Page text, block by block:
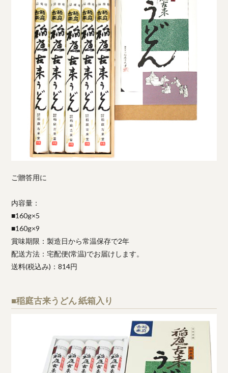
ご贈答用に
内容量：
■160g×5
■160g×9
賞味期限：製造日から常温保存で2年
配送方法：宅配便(常温)でお届けします。
送料(税込み)：814円
■稲庭古来うどん 紙箱入り